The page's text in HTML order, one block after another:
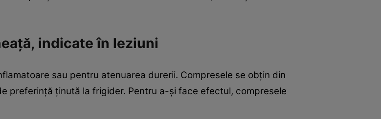
indicate în leziuni
sau pentru atenuarea durerii. Compresele se obțin din
preferință ținută la frigider. Pentru a-și face efectul, compresele